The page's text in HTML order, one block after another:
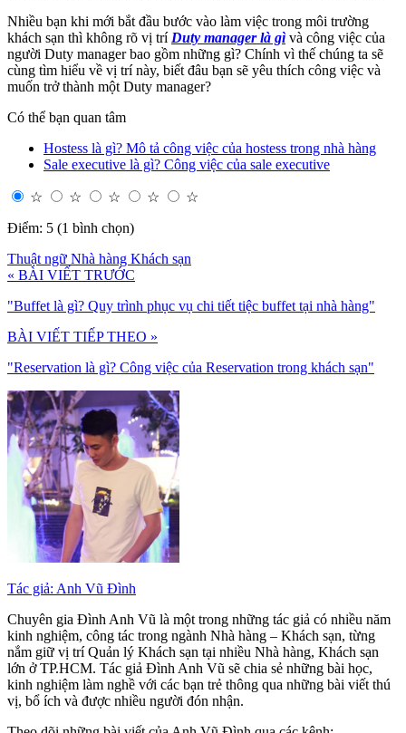
Nhiều bạn khi mới bắt đầu bước vào làm việc trong môi trường
khách sạn thì không rõ vị trí Duty manager là gì và công việc của
người Duty manager bao gồm những gì? Chính vì thế chúng ta sẽ
cùng tìm hiểu về vị trí này, biết đâu bạn sẽ yêu thích công việc và
muốn trở thành một Duty manager?
Có thể bạn quan tâm
Hostess là gì? Mô tả công việc của hostess trong nhà hàng
Sale executive là gì? Công việc của sale executive
☆ ☆ ☆ ☆
☆
Điểm: 5 (1 bình chọn)
Thuật ngữ Nhà hàng Khách sạn
« BÀI VIẾT TRƯỚC
"Buffet là gì? Quy trình phục vụ chi tiết tiệc buffet tại nhà hàng"
BÀI VIẾT TIẾP THEO »
"Reservation là gì? Công việc của Reservation trong khách sạn"
Tác giả: Anh Vũ Đình
Chuyên gia Đình Anh Vũ là một trong những tác giả có nhiều năm
kinh nghiệm, công tác trong ngành Nhà hàng – Khách sạn, từng
nắm giữ vị trí Quản lý Khách sạn tại nhiều Nhà hàng, Khách sạn
lớn ở TP.HCM. Tác giả Đình Anh Vũ sẽ chia sẻ những bài học,
kinh nghiệm làm nghề với các bạn trẻ thông qua những bài viết thú
vị, bổ ích và được nhiều người đón nhận.